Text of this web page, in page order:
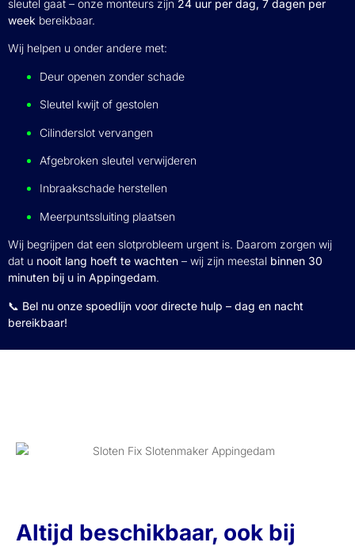
sleutel gaat – onze monteurs zijn 24 uur per dag, 7 dagen per
week bereikbaar.
Wij helpen u onder andere met:
Deur openen zonder schade
Sleutel kwijt of gestolen
Cilinderslot vervangen
Afgebroken sleutel verwijderen
Inbraakschade herstellen
Meerpuntssluiting plaatsen
Wij begrijpen dat een slotprobleem urgent is. Daarom zorgen wij
dat u nooit lang hoeft te wachten – wij zijn meestal binnen 30
minuten bij u in Appingedam.
📞 Bel nu onze spoedlijn voor directe hulp – dag en nacht
bereikbaar!
Altijd beschikbaar, ook bij